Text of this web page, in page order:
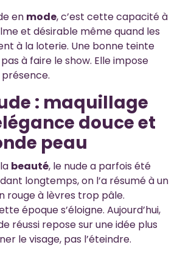
en mode, c’est cette capacité à
et désirable même quand les
à la loterie. Une bonne teinte
à faire le show. Elle impose
: maquillage
douce et
peau
beauté, le nude a parfois été
longtemps, on l’a résumé à un
rouge à lèvres trop pâle.
époque s’éloigne. Aujourd’hui,
réussi repose sur une idée plus
le visage, pas l’éteindre.